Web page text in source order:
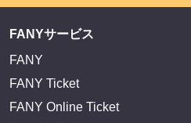
FANYサービス
FANY
FANY Ticket
FANY Online Ticket